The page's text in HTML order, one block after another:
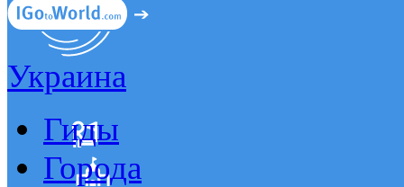
Украина
Гиды
Города